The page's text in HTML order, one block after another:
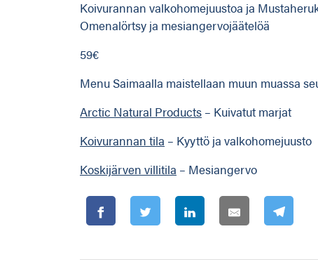
Koivurannan valkohomejuustoa ja
Omenalörtsy ja mesiangervojäätelöä
59€
Menu Saimaalla maistellaan muun muassa
Arctic Natural Products – Kuivatut marjat
Koivurannan tila – Kyyttö ja valkohomejuusto
Koskijärven villitila – Mesiangervo